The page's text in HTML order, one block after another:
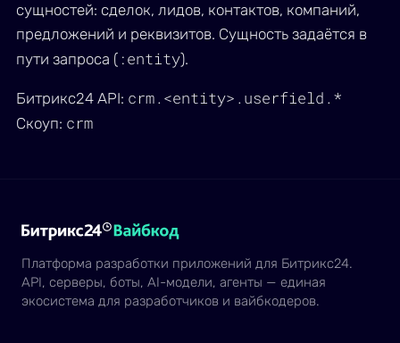
сущностей: сделок, лидов, контактов, компаний,
предложений и реквизитов. Сущность задаётся в
пути запроса ( :entity).
Битрикс24 API: crm.<entity>.userfield.*
Скоуп: crm
Платформа разработки приложений для Битрикс24.
API, серверы, боты, AI-модели, агенты — единая
экосистема для разработчиков и вайбкодеров.